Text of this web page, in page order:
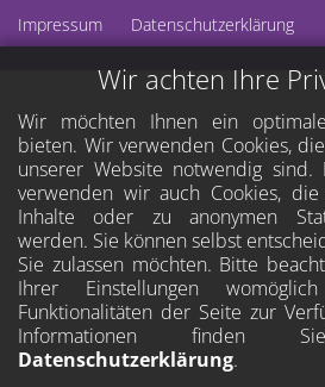
Wir achten Ihre
Wir möchten Ihnen ein
bieten. Wir verwenden Cookies,
unserer Website notwendig
verwenden wir auch Cookies,
Inhalte oder zu anonymen
werden. Sie können selbst
Sie zulassen möchten. Bitte
Ihrer Einstellungen
Funktionalitäten der Seite zur
Informationen finden
Datenschutzerklärung.
Impressum
Datenschutzerklärung